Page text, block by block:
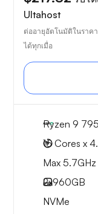
Ultahost
ต่ออายุอัตโนมัติในราคา
ได้ทุกเมื่อ
Ryzen 9
16 Cores x
Max 5.7GHz
2x960GB
NVMe